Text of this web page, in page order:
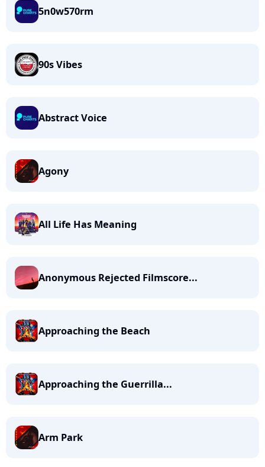
5n0w570rm
90s Vibes
Abstract Voice
Agony
All Life Has Meaning
Anonymous Rejected Filmscore...
Approaching the Beach
Approaching the Guerrilla...
Arm Park